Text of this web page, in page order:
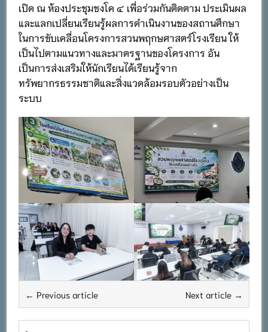
เปิด ณ ห้องประชุมชงโค ๔ เพื่อร่วมกันติดตาม ประเมินผล
และแลกเปลี่ยนเรียนรู้ผลการดำเนินงานของสถานศึกษา
ในการขับเคลื่อนโครงการสวนพฤกษศาสตร์โรงเรียน ให้
เป็นไปตามแนวทางและมาตรฐานของโครงการ อัน
เป็นการส่งเสริมให้นักเรียนได้เรียนรู้จาก
ทรัพยากรธรรมชาติและสิ่งแวดล้อมรอบตัวอย่างเป็น
ระบบ
← Previous article Next article →